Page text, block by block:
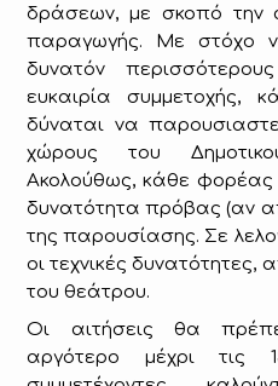
δράσεων, με σκοπό την
παραγωγής. Με στόχο
δυνατόν
ευκαιρία συμμετοχής,
δύναται να
χώρους του
Ακολούθως, κάθε φορέας
δυνατότητα πρόβας (αν
της παρουσίασης. Σε
οι τεχνικές δυνατότητες,
του θεάτρου.
Οι αιτήσεις θα
αργότερο μέχρι τις